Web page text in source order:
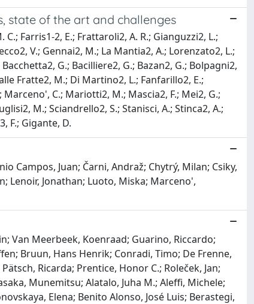
state of the art and challenges
Farris1-2, E.; Frattaroli2, A. R.; Gianguzzi2, L.;
V.; Gennai2, M.; La Mantia2, A.; Lorenzato2, L.;
G.; Bacilliere2, G.; Bazan2, G.; Bolpagni2,
Fratte2, M.; Di Martino2, L.; Fanfarillo2, E.;
Marceno', C.; Mariotti2, M.; Mascia2, F.; Mei2, G.;
M.; Sciandrello2, S.; Stanisci, A.; Stinca2, A.;
F.; Gigante, D.
Campos, Juan; Čarni, Andraž; Chytrý, Milan; Csiky,
Lenoir, Jonathan; Luoto, Miska; Marceno',
Van Meerbeek, Koenraad; Guarino, Riccardo;
Bruun, Hans Henrik; Conradi, Timo; De Frenne,
Ricarda; Prentice, Honor C.; Roleček, Jan;
Munemitsu; Alatalo, Juha M.; Aleffi, Michele;
Elena; Benito Alonso, José Luis; Berastegi,